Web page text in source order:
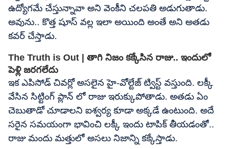
ఉద్యోగమే చేస్తున్నావా అని వెంకీని చలపతి అడుగుతాడు.
అవును.. కొత్త షూస్ వల్ల ఇలా అయింది అంతే అని అతడు
కవర్ చేస్తాడు.
The Truth is Out | తాగి నిజం కక్కేసిన రాజు.. ఇందులో
పెళ్లి జరగలేదు
ఇక ఎపిసోడ్ చివర్లో అసలైన హై-వోల్టేజ్ ట్విస్ట్ వస్తుంది. లక్కీ
వేసిన సిట్టింగ్ ప్లాన్ లో రాజు ఇరుక్కుపోతాడు. అతడు ఏం
చెబుతాడో చూడాలని ఐశ్వర్య కూడా అక్కడే ఉంటుంది. అదే
సరైన సమయంగా భావించి లక్కీ ఇందు టాపిక్ తీయడంతో..
రాజు మందు మత్తులో అసలు నిజాన్ని కక్కేస్తాడు.